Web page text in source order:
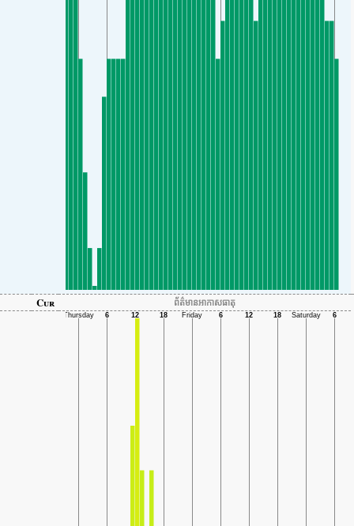
Cur ព័ត៌មានអាកាសធាតុ